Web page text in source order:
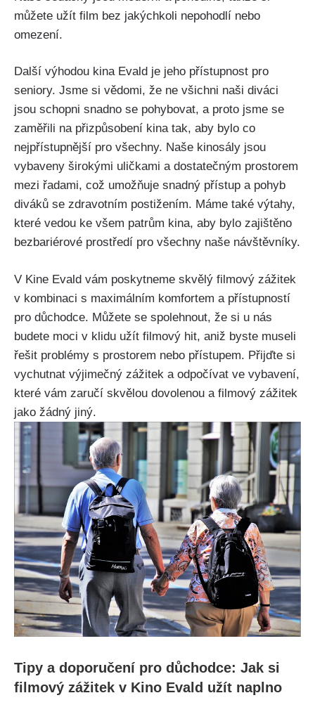
můžete užít film bez jakýchkoli nepohodlí nebo
omezení.
Další výhodou kina Evald je jeho přístupnost pro
seniory. Jsme si vědomi, že ne všichni naši diváci
jsou schopni snadno se pohybovat, a proto jsme se
zaměřili na přizpůsobení kina tak, aby bylo co
nejpřístupnější pro všechny. Naše kinosály jsou
vybaveny širokými uličkami a dostatečným prostorem
mezi řadami, což umožňuje snadný přístup a pohyb
diváků se zdravotním postižením. Máme také výtahy,
které vedou ke všem patrům kina, aby bylo zajištěno
bezbariérové prostředí pro všechny naše návštěvníky.
V Kine Evald vám poskytneme skvělý filmový zážitek
v kombinaci s maximálním komfortem a přístupností
pro důchodce. Můžete se spolehnout, že si u nás
budete moci v klidu užít filmový hit, aniž byste museli
řešit problémy s prostorem nebo přístupem. Přijďte si
vychutnat výjimečný zážitek a odpočívat ve vybavení,
které vám zaručí skvělou dovolenou a filmový zážitek
jako žádný jiný.
Tipy a doporučení pro důchodce: Jak si
filmový zážitek v Kino Evald užít naplno